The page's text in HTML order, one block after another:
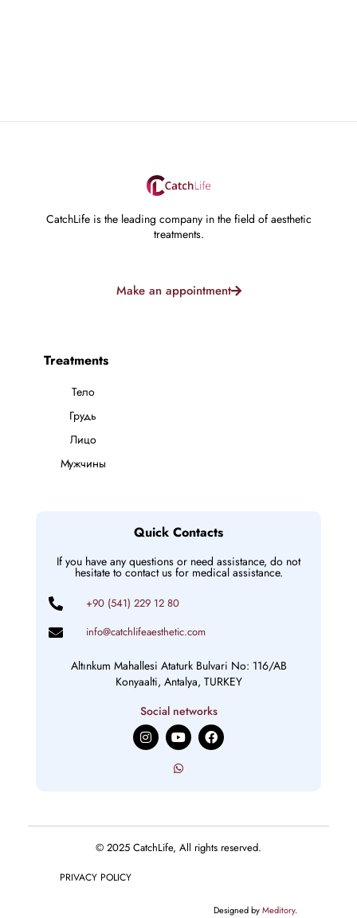
CatchLife is the leading company in the field of aesthetic
treatments.
Make an appointment
Treatments
Тело
Грудь
Лицо
Мужчины
Quick Contacts
If you have any questions or need assistance, do not
hesitate to contact us for medical assistance.
+90 (541) 229 12 80
info@catchlifeaesthetic.com
Altınkum Mahallesi Ataturk Bulvari No: 116/AB
Konyaalti, Antalya, TURKEY
Social networks
I
n
s
m
Y
o
u
t
F
a
c
© 2025 CatchLife, All rights reserved.
PRIVACY POLICY
Designed byMeditory.